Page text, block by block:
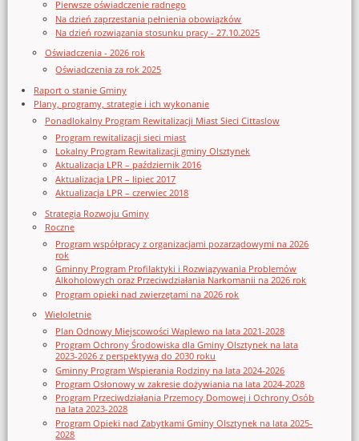
Pierwsze oświadczenie radnego
Na dzień zaprzestania pełnienia obowiązków
Na dzień rozwiązania stosunku pracy - 27.10.2025
Oświadczenia - 2026 rok
Oświadczenia za rok 2025
Raport o stanie Gminy
Plany, programy, strategie i ich wykonanie
Ponadlokalny Program Rewitalizacji Miast Sieci Cittaslow
Program rewitalizacji sieci miast
Lokalny Program Rewitalizacji gminy Olsztynek
Aktualizacja LPR – październik 2016
Aktualizacja LPR – lipiec 2017
Aktualizacja LPR – czerwiec 2018
Strategia Rozwoju Gminy
Roczne
Program współpracy z organizacjami pozarządowymi na 2026
rok
Gminny Program Profilaktyki i Rozwiązywania Problemów
Alkoholowych oraz Przeciwdziałania Narkomanii na 2026 rok
Program opieki nad zwierzętami na 2026 rok
Wieloletnie
Plan Odnowy Miejscowości Waplewo na lata 2021-2028
Program Ochrony Środowiska dla Gminy Olsztynek na lata
2023-2026 z perspektywą do 2030 roku
Gminny Program Wspierania Rodziny na lata 2024-2026
Program Osłonowy w zakresie dożywiania na lata 2024-2028
Program Przeciwdziałania Przemocy Domowej i Ochrony Osób
na lata 2023-2028
Program Opieki nad Zabytkami Gminy Olsztynek na lata 2025-
2028